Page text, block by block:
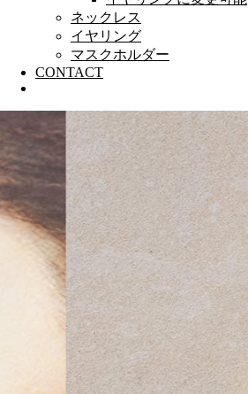
ネックレス
イヤリング
マスクホルダー
CONTACT